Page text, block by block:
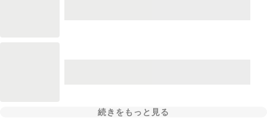
続きをもっと見る